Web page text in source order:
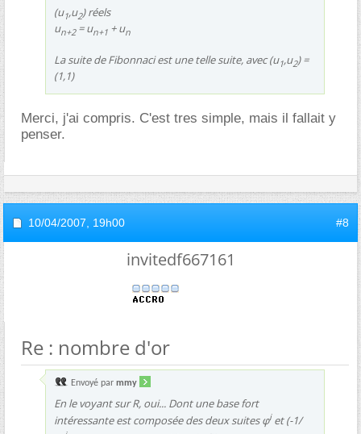
(u1,u2) réels
un+2= un+1 + un
La suite de Fibonnaci est une telle suite, avec (u1,u2) =
(1,1)
Merci, j'ai compris. C'est tres simple, mais il fallait y
penser.
10/04/2007, 19h00 #8
invitedf667161
Re : nombre d'or
Envoyé par mmy
En le voyant sur R, oui... Dont une base fort
intéressante est composée des deux suites φi et (-1/